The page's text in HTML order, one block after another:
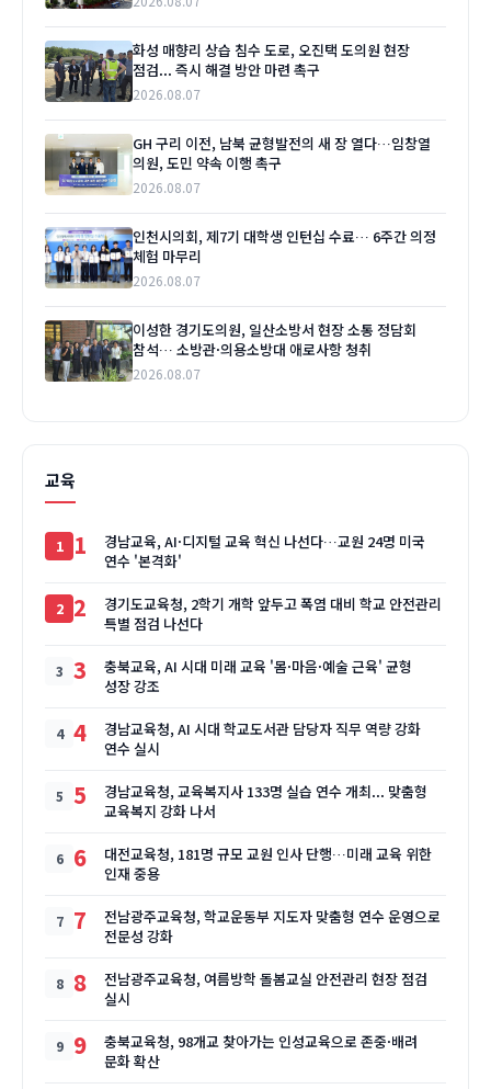
화성 매향리 상습 침수 도로, 오진택 도의원 현장
점검... 즉시 해결 방안 마련 촉구
2026.08.07
GH 구리 이전, 남북 균형발전의 새 장 열다…임창열
의원, 도민 약속 이행 촉구
2026.08.07
인천시의회, 제7기 대학생 인턴십 수료… 6주간 의정
체험 마무리
2026.08.07
이성한 경기도의원, 일산소방서 현장 소통 정담회
참석… 소방관·의용소방대 애로사항 청취
2026.08.07
교육
1
경남교육, AI·디지털 교육 혁신 나선다…교원 24명 미국
연수 '본격화'
2
경기도교육청, 2학기 개학 앞두고 폭염 대비 학교 안전관리
특별 점검 나선다
3
충북교육, AI 시대 미래 교육 '몸·마음·예술 근육' 균형
성장 강조
4
경남교육청, AI 시대 학교도서관 담당자 직무 역량 강화
연수 실시
5
경남교육청, 교육복지사 133명 실습 연수 개최... 맞춤형
교육복지 강화 나서
6
대전교육청, 181명 규모 교원 인사 단행…미래 교육 위한
인재 중용
7
전남광주교육청, 학교운동부 지도자 맞춤형 연수 운영으로
전문성 강화
8
전남광주교육청, 여름방학 돌봄교실 안전관리 현장 점검
실시
9
충북교육청, 98개교 찾아가는 인성교육으로 존중·배려
문화 확산